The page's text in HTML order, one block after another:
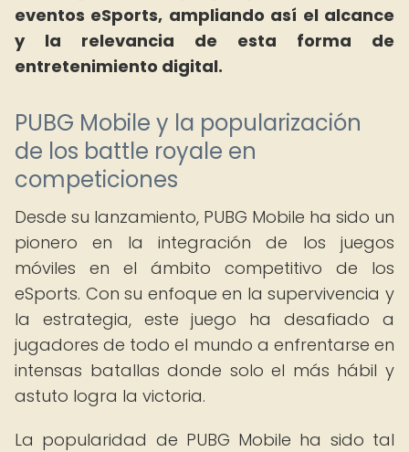
eventos eSports, ampliando así el alcance
y la relevancia de esta forma de
entretenimiento digital.
PUBG Mobile y la popularización
de los battle royale en
competiciones
Desde su lanzamiento, PUBG Mobile ha sido un
pionero en la integración de los juegos
móviles en el ámbito competitivo de los
eSports. Con su enfoque en la supervivencia y
la estrategia, este juego ha desafiado a
jugadores de todo el mundo a enfrentarse en
intensas batallas donde solo el más hábil y
astuto logra la victoria.
La popularidad de PUBG Mobile ha sido tal